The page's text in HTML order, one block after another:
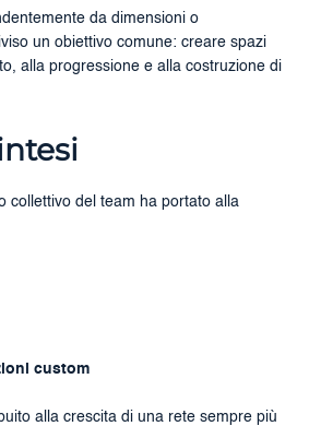
da dimensioni o
un obiettivo comune: creare spazi
alla progressione e alla costruzione di
collettivo del team ha portato alla
custom
alla crescita di una rete sempre più